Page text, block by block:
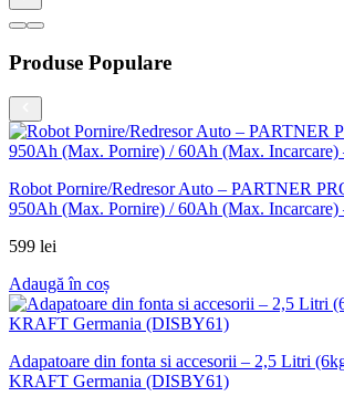
Produse Populare
Robot Pornire/Redresor Auto – PARTNER
950Ah (Max. Pornire) / 60Ah (Max. Incarcare)
599 lei
Adaugă în coș
Adapatoare din fonta si accesorii – 2,5 Litri
KRAFT Germania (DISBY61)